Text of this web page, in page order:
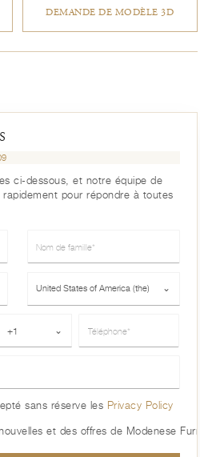
DEMANDE DE MODÈLE 3D
ci-dessous, et notre équipe de
pour répondre à toutes
United States of America (the) ⌄
+1 ⌄
sans réserve les Privacy Policy
et des offres de Modenese